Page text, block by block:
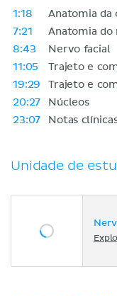
1:18
Anatomia da
7:21
Anatomia do
8:43
Nervo facial
11:05
Trajeto e
19:29
Trajeto e
20:27
Núcleos
23:07
Notas
Unidade de